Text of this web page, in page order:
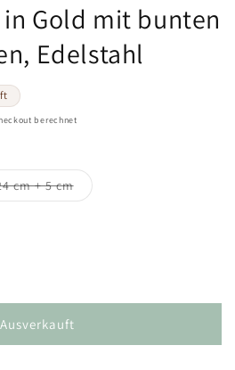
Gold mit bunten
Edelstahl
berechnet
cm + 5 cmVariante
ausverkauft
Ausverkauft